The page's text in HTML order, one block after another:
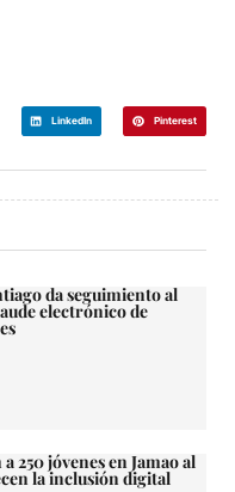
LinkedIn Pinterest
da seguimiento al
electrónico de
250 jóvenes en Jamao al
la inclusión digital